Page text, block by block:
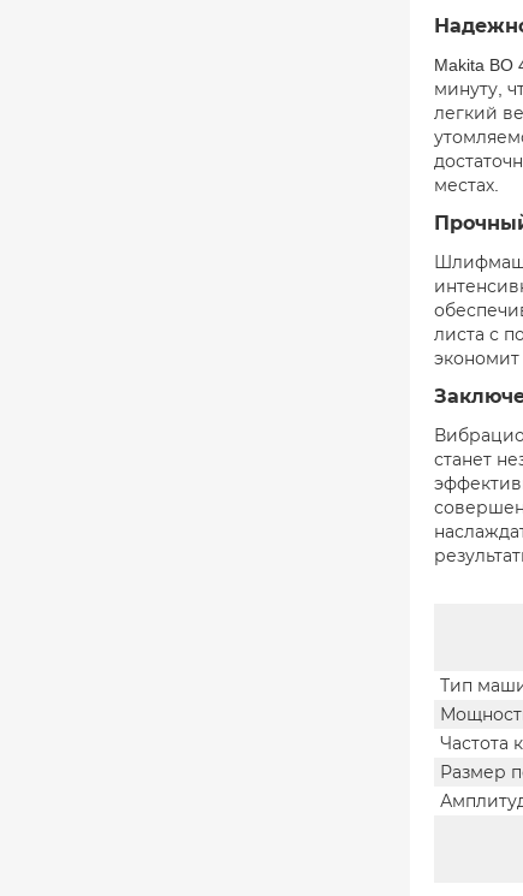
Makita
минуту,
легкий
местах.
листа с
станет
Тип
Частота
Размер